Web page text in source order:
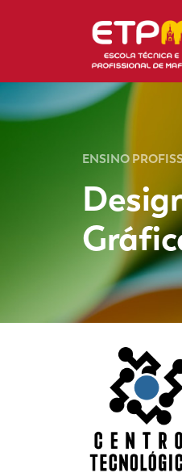
ENSINO